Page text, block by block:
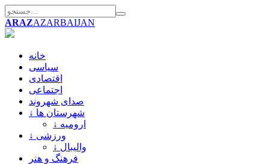
ARAZAZARBAIJAN
خانه
سیاسی
اقتصادی
اجتماعی
صدای شهروند
↓ شهرستان ها
↓ ارومیه
↓ ورزشی
↓ والیبال
فرهنگ و هنر